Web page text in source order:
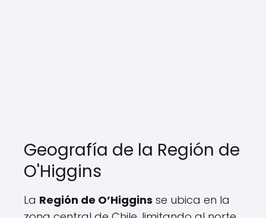
Geografía de la Región de
O'Higgins
La Región de O’Higgins se ubica en la